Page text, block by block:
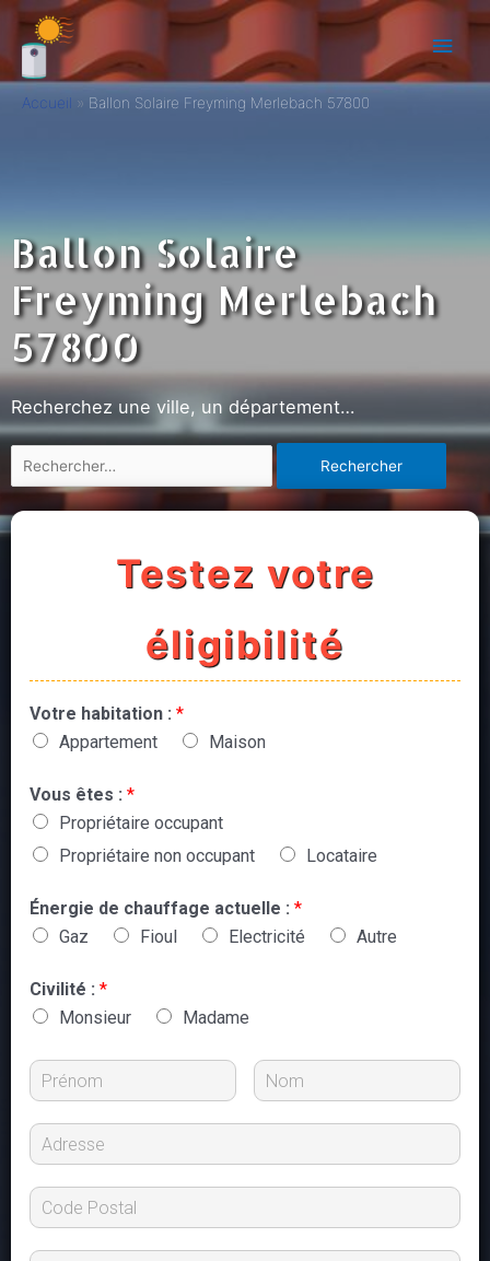
Accueil Ballon Solaire Freyming Merlebach 57800
Ballon Solaire
Freyming Merlebach
57800
Recherchez une ville, un département…
Testez votre
éligibilité
Votre habitation : *
Appartement
Maison
Vous êtes : *
Propriétaire occupant
Propriétaire non occupant
Locataire
Énergie de chauffage actuelle : *
Gaz
Fioul Electricité Autre
Civilité : *
Monsieur
Madame